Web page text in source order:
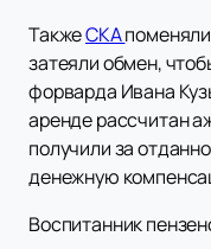
ТакжеСКА
затеяли обмен,
форварда Ивана
аренде рассчитан
получили за
денежную
Воспитанник